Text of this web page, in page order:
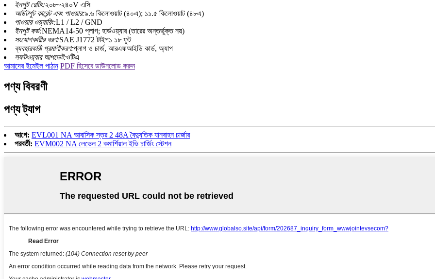
ইনপুট রেটিং:২০৮~২৪০V এসি
আউটপুট কারেন্ট এবং পাওয়ার:৯.৬ কিলোওয়াট (৪০এ); ১১.৫ কিলোওয়াট (৪৮এ)
পাওয়ার ওয়্যারিং:L1 / L2 / GND
ইনপুট কর্ড:NEMA14-50 প্লাগ; হার্ডওয়্যার (তারের অন্তর্ভুক্ত নয়)
সংযোগকারীর ধরণ:SAE J1772 টাইপ১ ১৮ ফুট
ব্যবহারকারী প্রমাণীকরণ:প্লাগ ও চার্জ, আরএফআইডি কার্ড, অ্যাপ
সফটওয়্যার আপডেট:ওটিএ
আমাদের ইমেইল পাঠান PDF হিসেবে ডাউনলোড করুন
পণ্য বিবরণী
পণ্য ট্যাগ
আগে: EVL001 NA আবাসিক স্তর 2 48A বৈদ্যুতিক যানবাহন চার্জার
পরবর্তী: EVM002 NA লেভেল 2 কমার্শিয়াল ইভি চার্জিং স্টেশন